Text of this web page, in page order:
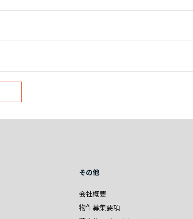
その他
会社概要
物件募集要項